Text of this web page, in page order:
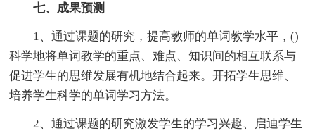
七、成果预测
1、通过课题的研究，提高教师的单词教学水平，()
科学地将单词教学的重点、难点、知识间的相互联系与
促进学生的思维发展有机地结合起来。开拓学生思维、
培养学生科学的单词学习方法。
2、通过课题的研究激发学生的学习兴趣、启迪学生